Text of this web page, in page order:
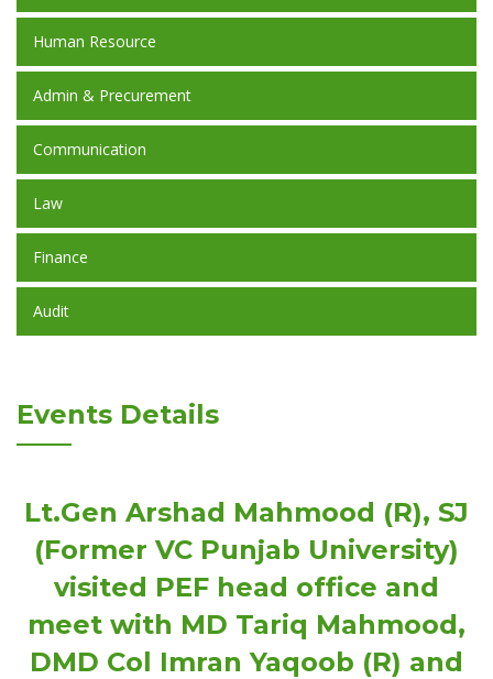
Human Resource
Admin & Precurement
Communication
Law
Finance
Audit
Events Details
Lt.Gen Arshad Mahmood (R), SJ
(Former VC Punjab University)
visited PEF head office and
meet with MD Tariq Mahmood,
DMD Col Imran Yaqoob (R) and